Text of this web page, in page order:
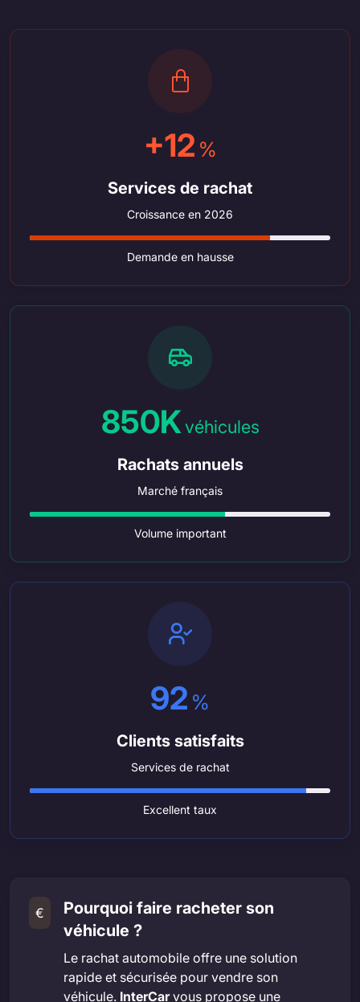
+12 %
Services de rachat
Croissance en 2026
Demande en hausse
850Kvéhicules
Rachats annuels
Marché français
Volume important
92 %
Clients satisfaits
Services de rachat
Excellent taux
€
Pourquoi faire racheter son
véhicule ?
Le rachat automobile offre une solution
rapide et sécurisée pour vendre son
véhicule. InterCarvous propose une